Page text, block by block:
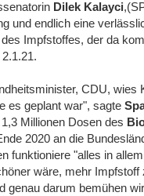
Dilek Kalayci
und endlich eine
Impfstoffes, der da
CDU, wies
es geplant war", sagte
Millionen Dosen des
2020 an die
funktioniere "alles in
wäre, mehr Impfstoff
genau darum bemühen